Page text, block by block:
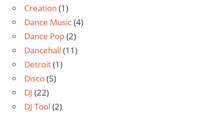
Creation (1)
Dance Music(4)
Dance Pop(2)
Dancehall (11)
Detroit(1)
Disco(5)
DJ (22)
DJ Tool (2)